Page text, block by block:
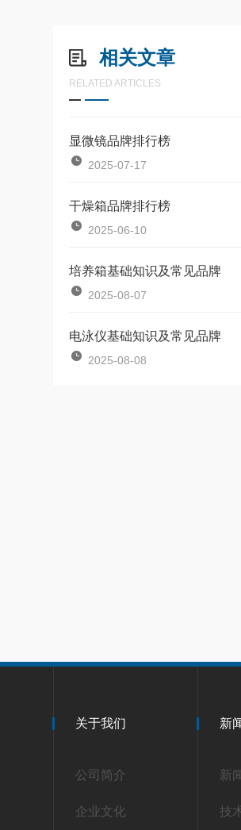
相关文章
RELATED ARTICLES
显微镜品牌排行榜
2025-07-17
干燥箱品牌排行榜
2025-06-10
培养箱基础知识及常见品牌
2025-08-07
电泳仪基础知识及常见品牌
2025-08-08
关于我们
公司简介
企业文化
新
新
技